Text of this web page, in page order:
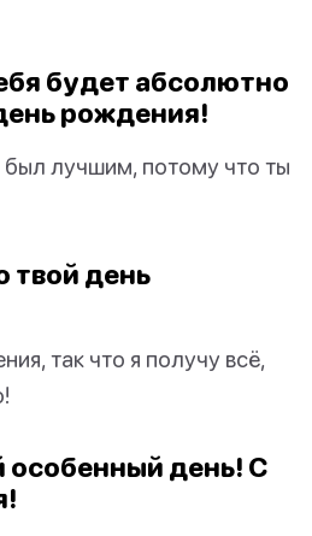
будет абсолютно
рождения!
лучшим, потому что ты
твой день
так что я получу всё,
особенный день! С